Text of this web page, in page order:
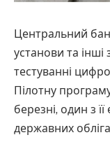
Центральний
установи та інші
тестуванні
Пілотну
березні, один з
державних